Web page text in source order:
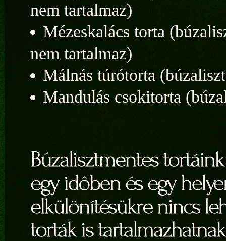
nem tartalmaz)
Mézeskalács torta
nem tartalmaz)
Málnás túrótorta
Mandulás csokitorta